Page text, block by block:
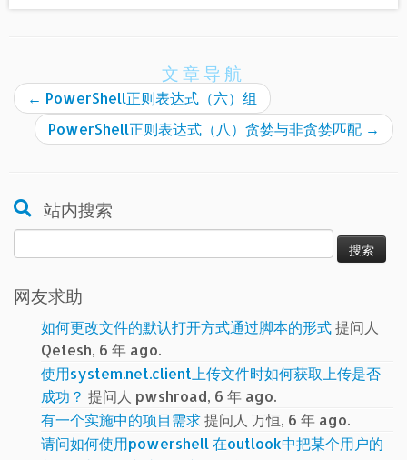
文章导航
← PowerShell正则表达式（六）组
PowerShell正则表达式（八）贪婪与非贪婪匹配 →
站内搜索
索：
网友求助
如何更改文件的默认打开方式通过脚本的形式提问人
Qetesh, 6 年 ago.
使用system.net.client上传文件时如何获取上传是否
成功？ 提问人 pwshroad, 6 年 ago.
有一个实施中的项目需求提问人 万恒, 6 年 ago.
请问如何使用powershell 在outlook中把某个用户的